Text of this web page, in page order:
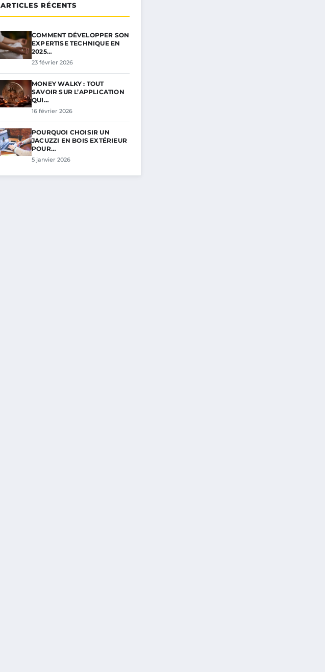
ARTICLES RÉCENTS
COMMENT DÉVELOPPER SON
EXPERTISE TECHNIQUE EN
2025…
23 février 2026
MONEY WALKY : TOUT
SAVOIR SUR L’APPLICATION
QUI…
16 février 2026
POURQUOI CHOISIR UN
JACUZZI EN BOIS EXTÉRIEUR
POUR…
5 janvier 2026